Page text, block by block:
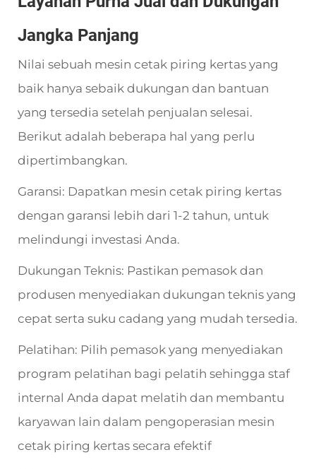
Jangka Panjang
Nilai sebuah mesin cetak piring kertas yang
baik hanya sebaik dukungan dan bantuan
yang tersedia setelah penjualan selesai.
Berikut adalah beberapa hal yang perlu
dipertimbangkan.
Garansi: Dapatkan mesin cetak piring kertas
dengan garansi lebih dari 1-2 tahun, untuk
melindungi investasi Anda.
Dukungan Teknis: Pastikan pemasok dan
produsen menyediakan dukungan teknis yang
cepat serta suku cadang yang mudah tersedia.
Pelatihan: Pilih pemasok yang menyediakan
program pelatihan bagi pelatih sehingga staf
internal Anda dapat melatih dan membantu
karyawan lain dalam pengoperasian mesin
cetak piring kertas secara efektif